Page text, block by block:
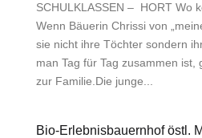
SCHULKLASSEN – HORT Wo
Wenn Bäuerin Chrissi von
sie nicht ihre Töchter sondern
man Tag für Tag zusammen ist,
zur Familie.Die junge...
Bio-Erlebnisbauernhof östl.